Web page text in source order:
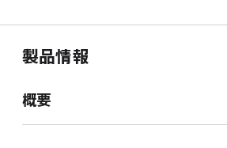
ン
ウ
で
す）
製品情報
概要